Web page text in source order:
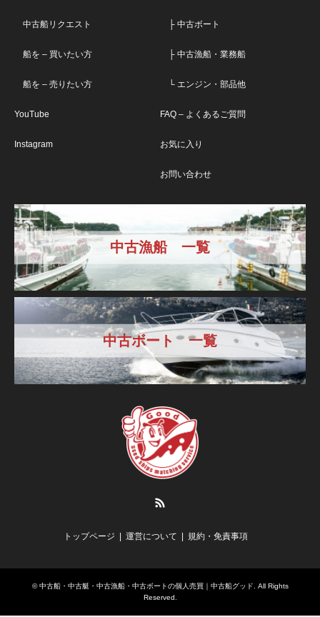
中古船リクエスト
船を – 買いたい方
船を – 売りたい方
YouTube
Instagram
├ 中古ボート
├ 中古漁船・業務船
└ エンジン・部品他
FAQ – よくあるご質問
お気に入り
お問い合わせ
中古漁船 一覧
中古ボート 一覧
トップページ 運営について 規約・免責事項
©中古船・中古艇・中古漁船・中古ボートの個人売買｜中古船グッド. All Rights
Reserved.